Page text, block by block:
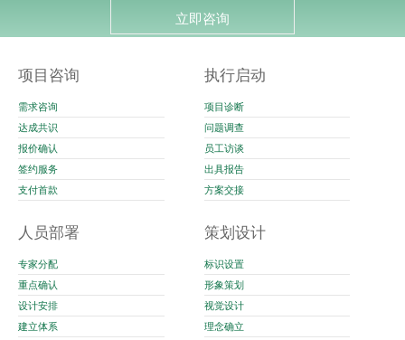
立即咨询
项目咨询
需求咨询
达成共识
报价确认
签约服务
支付首款
执行启动
项目诊断
问题调查
员工访谈
出具报告
方案交接
人员部署
专家分配
重点确认
设计安排
建立体系
策划设计
标识设置
形象策划
视觉设计
理念确立